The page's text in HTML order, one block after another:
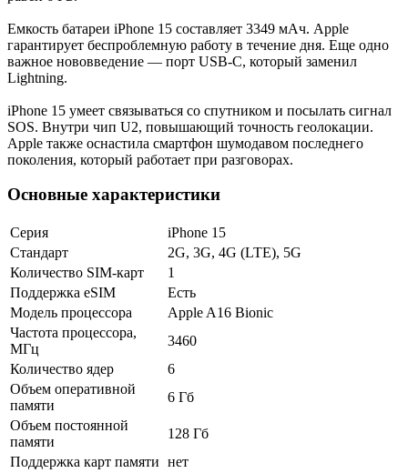
Емкость батареи iPhone 15 составляет 3349 мАч. Apple
гарантирует беспроблемную работу в течение дня. Еще одно
важное нововведение — порт USB-C, который заменил
Lightning.
iPhone 15 умеет связываться со спутником и посылать сигнал
SOS. Внутри чип U2, повышающий точность геолокации.
Apple также оснастила смартфон шумодавом последнего
поколения, который работает при разговорах.
Основные характеристики
Серия
iPhone 15
Стандарт
2G, 3G, 4G (LTE), 5G
Количество SIM-карт
1
Поддержка eSIM
Есть
Модель процессора
Apple A16 Bionic
Частота процессора,
МГц
3460
Количество ядер
6
Объем оперативной
памяти
6 Гб
Объем постоянной
памяти
128 Гб
Поддержка карт памяти нет